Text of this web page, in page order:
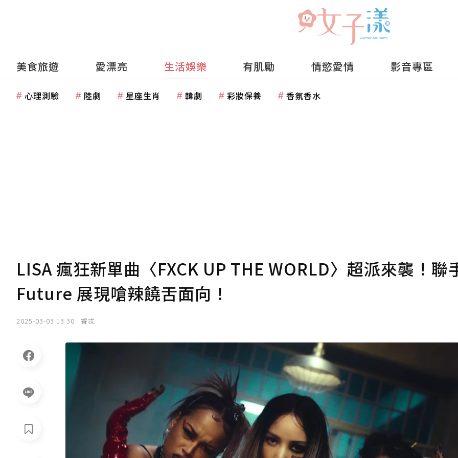
美食旅遊 愛漂亮 生活娛樂 有肌勵 情慾愛情 影音專區
心理測驗 陸劇 星座生肖 韓劇 彩妝保養 香氛香水
LISA 瘋狂新單曲〈FXCK UP THE WORLD〉超派來襲！聯
Future 展現嗆辣饒舌面向！
2025-03-03 13:30 睿忒